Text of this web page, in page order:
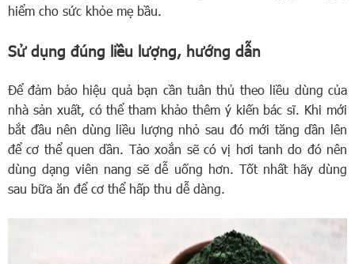
hiểm cho sức khỏe mẹ bầu.
Sử dụng đúng liều lượng, hướng dẫn
Để đảm bảo hiệu quả bạn cần tuân thủ theo liều dùng của
nhà sản xuất, có thể tham khảo thêm ý kiến bác sĩ. Khi mới
bắt đầu nên dùng liều lượng nhỏ sau đó mới tăng dần lên
để cơ thể quen dần. Tảo xoắn sẽ có vị hơi tanh do đó nên
dùng dạng viên nang sẽ dễ uống hơn. Tốt nhất hãy dùng
sau bữa ăn để cơ thể hấp thu dễ dàng.